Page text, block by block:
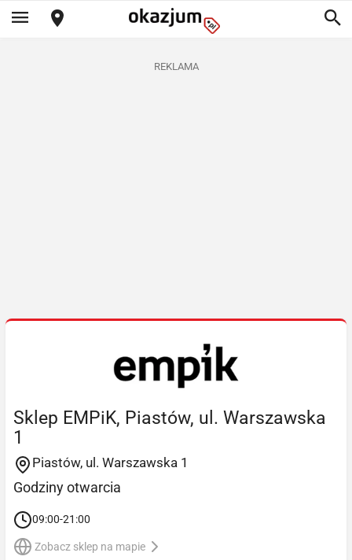
REKLAMA
Sklep EMPiK, Piastów, ul. Warszawska
1
Piastów, ul. Warszawska 1
Godziny otwarcia
09:00-21:00
Zobacz sklep na mapie